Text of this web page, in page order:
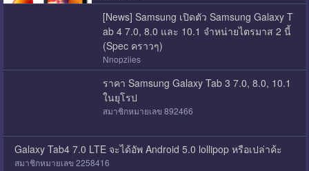
[News] Samsung เปิดตัว Samsung Galaxy T
ab 4 7.0, 8.0 และ 10.1 จำหน่ายไตรมาส 2 นี้
(Spec คราวๆ)
Nnopziies
ราคา Samsung Galaxy Tab 3 7.0, 8.0, 10.1
ในยุโรป
สมาชิกหมายเลข 892466
Galaxy Tab4 7.0 LTE จะได้อัพ Android 5.0 lollipop หรือเปล่าค้ะ
สมาชิกหมายเลข 2258416